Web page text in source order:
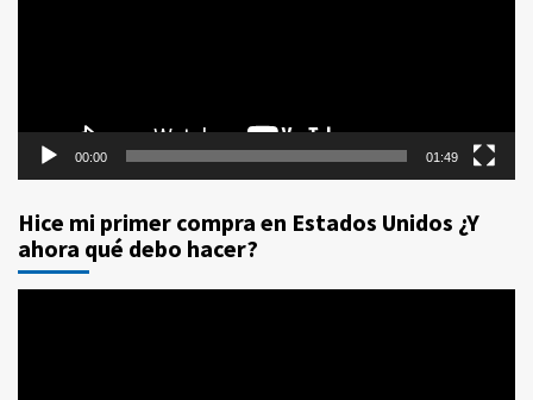
00:00 01:49
Hice mi primer compra en Estados Unidos ¿Y
ahora qué debo hacer?